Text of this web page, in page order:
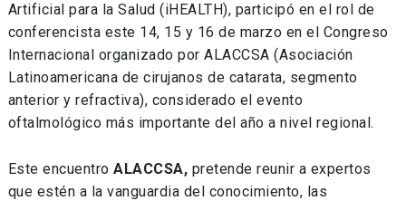
Artificial para la Salud (iHEALTH), participó en el rol de
conferencista este 14, 15 y 16 de marzo en el Congreso
Internacional organizado por ALACCSA (Asociación
Latinoamericana de cirujanos de catarata, segmento
anterior y refractiva), considerado el evento
oftalmológico más importante del año a nivel regional.
Este encuentroALACCSA, pretende reunir a expertos
que estén a la vanguardia del conocimiento, las